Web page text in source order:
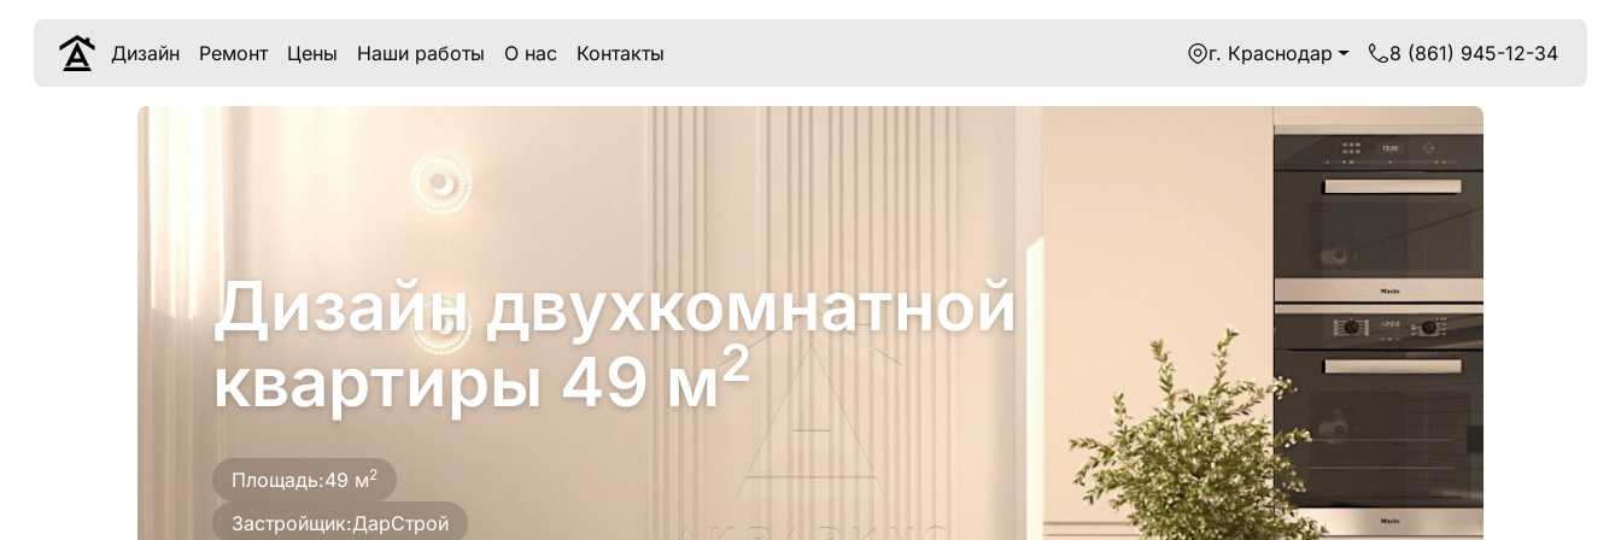
Дизайн Ремонт Цены Наши работы О нас Контакты г. Краснодар 8 (861) 945-12-34
Дизайн двухкомнатной
квартиры 49 м2
Площадь:49 м2
Застройщик:ДарСтрой